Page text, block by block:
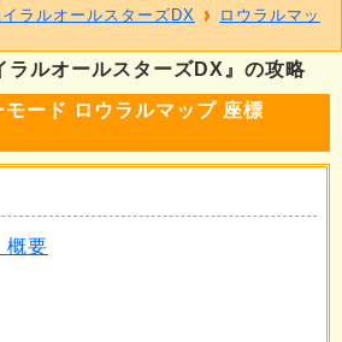
ラルオールスターズDX』の攻略
モード ロウラルマップ 座標
概要
ラルオールスターズDX
ロウラルマッ